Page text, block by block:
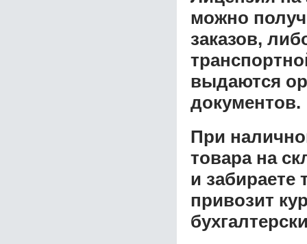
можно
заказов,
выдаются
документов.
При
товара на
и забираете
привозит